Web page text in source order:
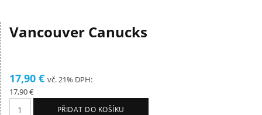
Vancouver Canucks
17,90 € vč. 21% DPH:
17,90 €
PŘIDAT DO KOŠÍKU